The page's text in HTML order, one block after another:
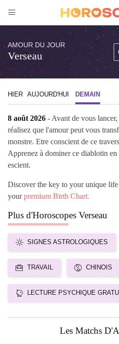
AMOUR DU JOUR
Verseau
HIER AUJOURD'HUI DEMAIN
8 août 2026 - Avant de vous
réalisez que l'amour peut vous
monstre. Etre conscient de ce
Apprenez à dominer ce diablotin
escient.
Discover the key to your unique
yourpremium Birth Chart.
Plus d'Horoscopes Verseau
SIGNES ASTROLOGIQUES
TRAVAIL CHINOIS
LECTURE PSYCHIQUE
Les Matchs